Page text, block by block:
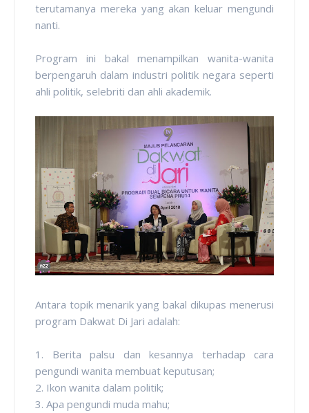
terutamanya mereka yang akan keluar mengundi
nanti.
Program ini bakal menampilkan wanita-wanita
berpengaruh dalam industri politik negara seperti
ahli politik, selebriti dan ahli akademik.
Antara topik menarik yang bakal dikupas menerusi
program Dakwat Di Jari adalah:
1. Berita palsu dan kesannya terhadap cara
pengundi wanita membuat keputusan;
2. Ikon wanita dalam politik;
3. Apa pengundi muda mahu;